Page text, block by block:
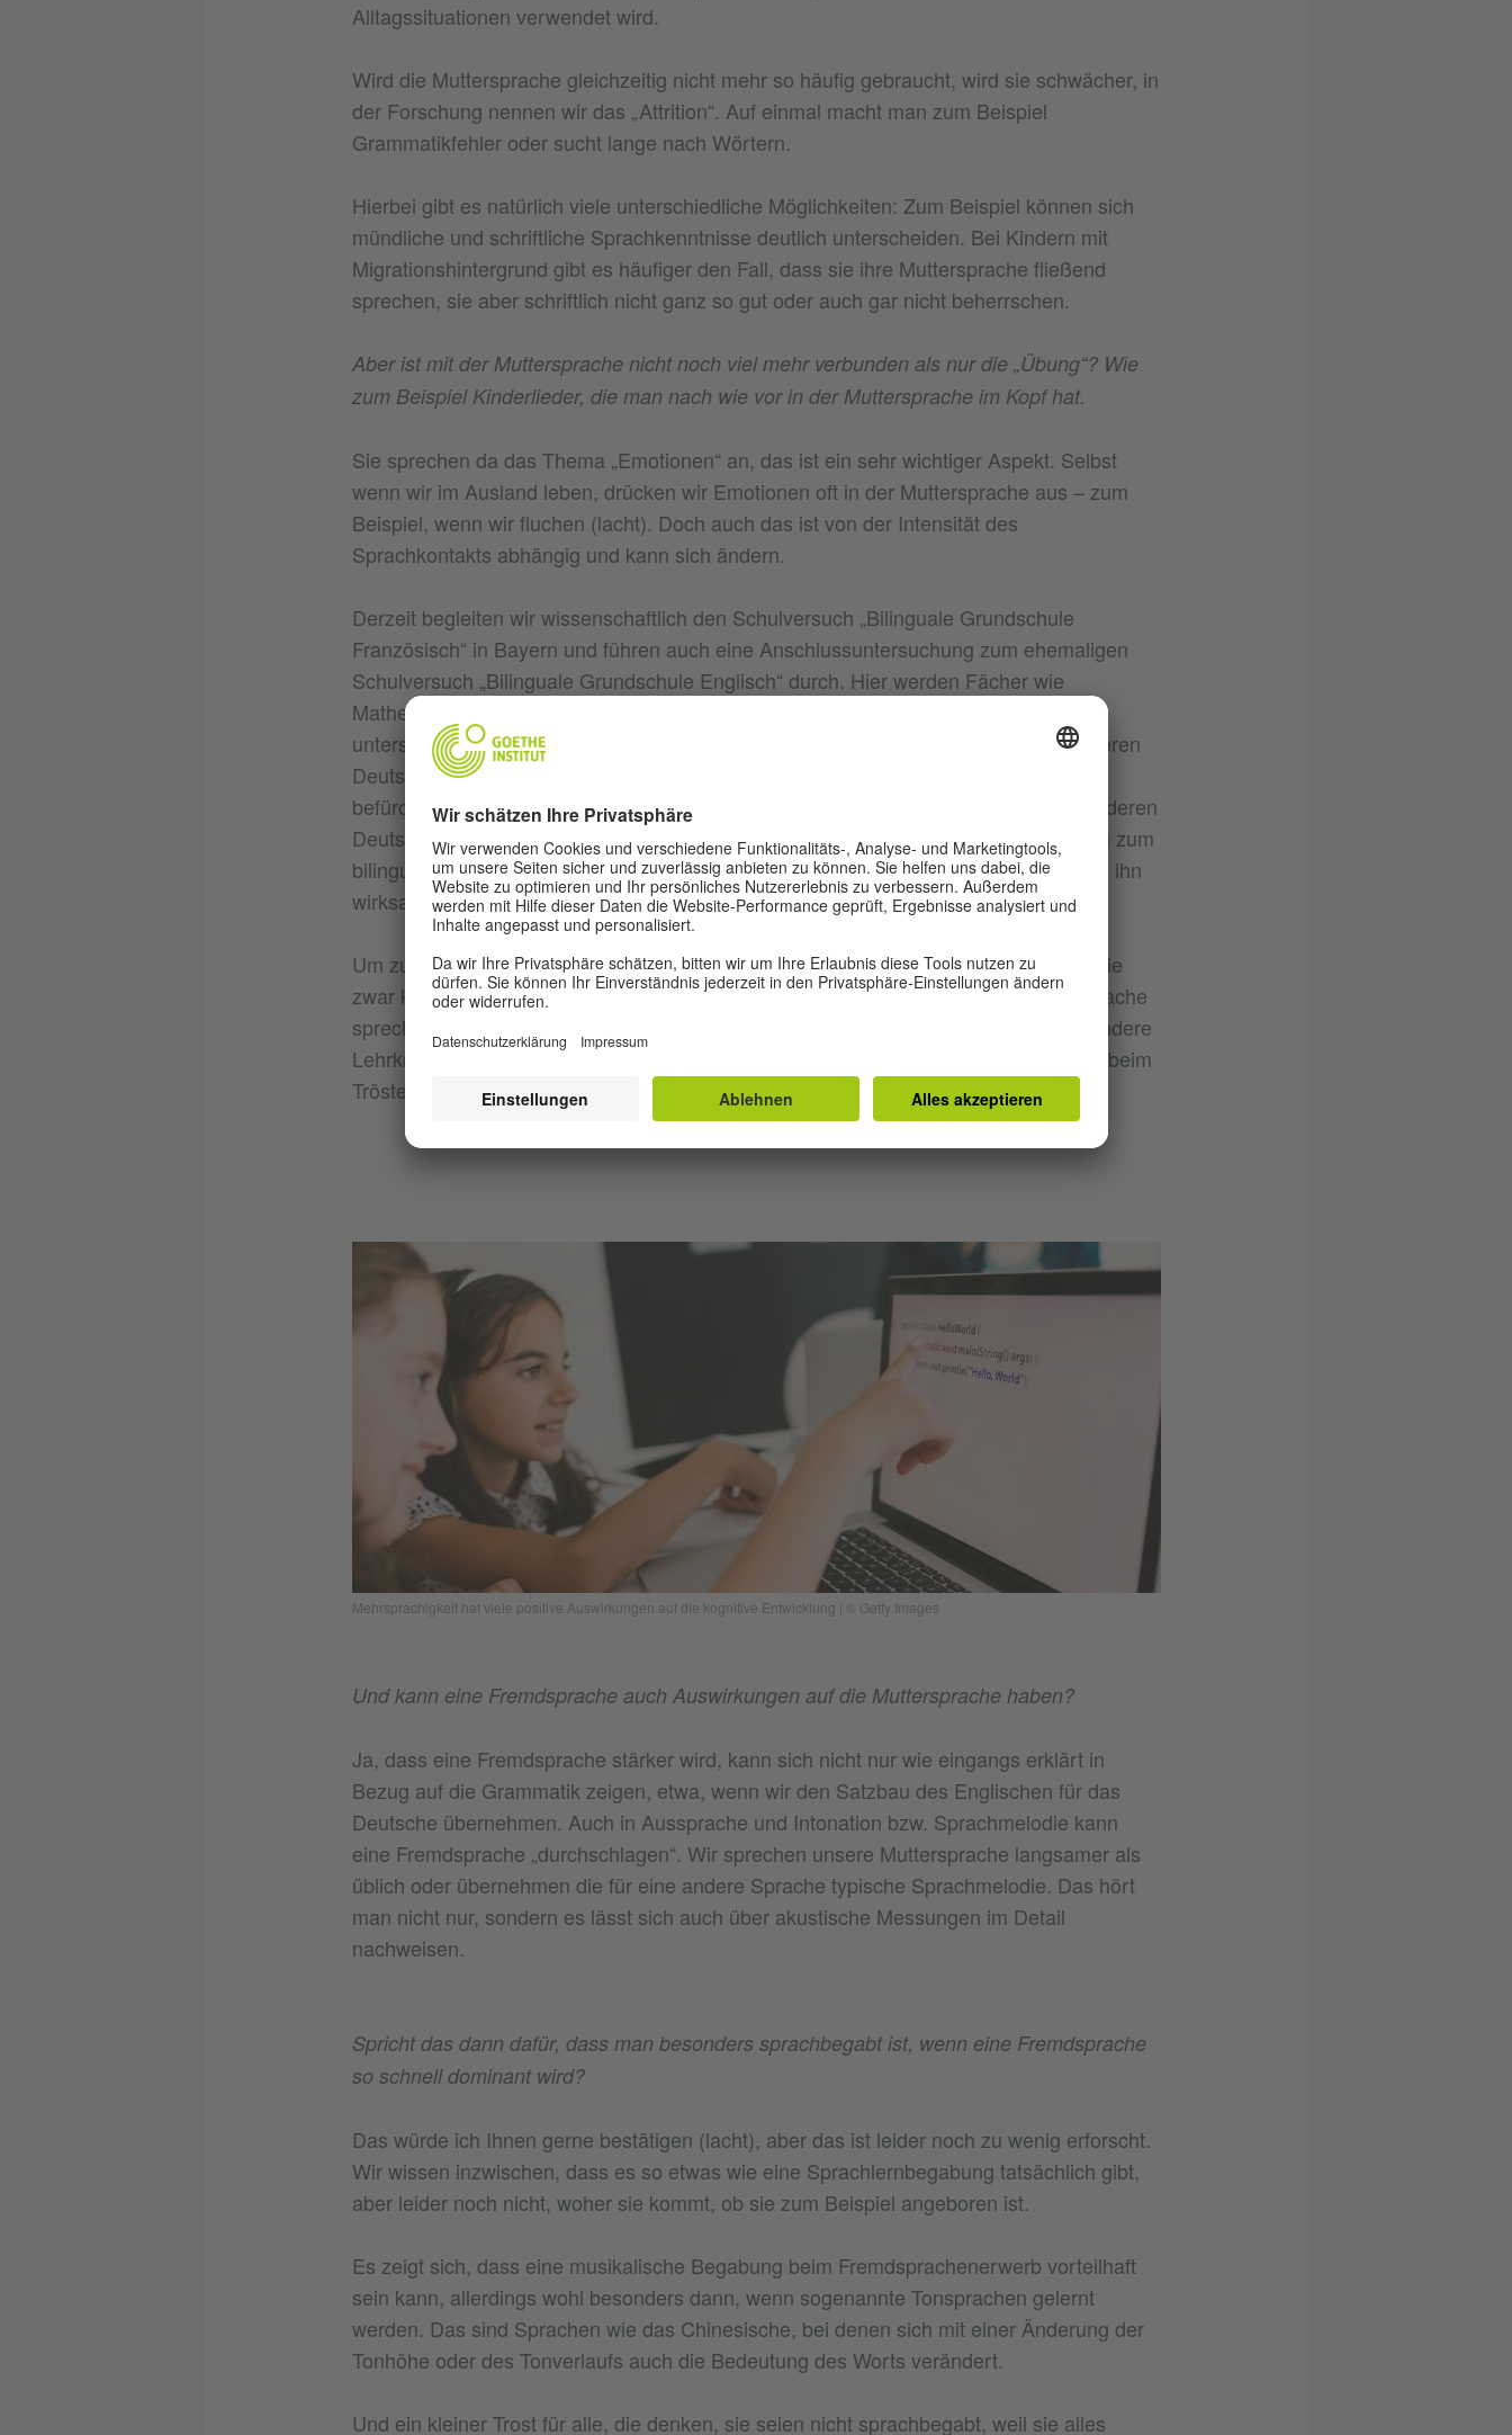
Alltagssituationen verwendet wird.
Wird die Muttersprache gleichzeitig nicht mehr so häufig gebraucht, wird sie schwächer, in
der Forschung nennen wir das „Attrition“. Auf einmal macht man zum Beispiel
Grammatikfehler oder sucht lange nach Wörtern.
Hierbei gibt es natürlich viele unterschiedliche Möglichkeiten: Zum Beispiel können sich
mündliche und schriftliche Sprachkenntnisse deutlich unterscheiden. Bei Kindern mit
Migrationshintergrund gibt es häufiger den Fall, dass sie ihre Muttersprache fließend
sprechen, sie aber schriftlich nicht ganz so gut oder auch gar nicht beherrschen.
Aber ist mit der Muttersprache nicht noch viel mehr verbunden als nur die „Übung“? Wie
zum Beispiel Kinderlieder, die man nach wie vor in der Muttersprache im Kopf hat.
Sie sprechen da das Thema „Emotionen“ an, das ist ein sehr wichtiger Aspekt. Selbst
wenn wir im Ausland leben, drücken wir Emotionen oft in der Muttersprache aus – zum
Beispiel, wenn wir fluchen (lacht). Doch auch das ist von der Intensität des
Sprachkontakts abhängig und kann sich ändern.
Derzeit begleiten wir wissenschaftlich den Schulversuch „Bilinguale Grundschule
Französisch“ in Bayern und führen auch eine Anschlussuntersuchung zum ehemaligen
Schulversuch „Bilinguale Grundschule Englisch“ durch. Hier werden Fächer wie
Mathematik oder Sachunterricht teilweise in einer Fremdsprache unterrichtet. Wir
untersuchen sowohl die Englisch- und Französischkenntnisse der Kinder als auch deren
Deutschkenntnisse. Besonders bei Kindern mit Migrationshintergrund wird dabei oft
befürchtet, dass sich der frühe intensive Kontakt zu einer Fremdsprache negativ auf deren
Deutschkenntnisse auswirkt. Diese Befürchtung hat sich in unseren Untersuchungen zum
bilingualen Unterricht aber nicht bestätigt. Im Gegenteil: Mehrsprachigkeit wird durch ihn
wirksam gefördert.
Um zurück zu den Emotionen zu kommen: Einige Lehrkräfte haben berichtet, dass sie
zwar konsequent auch außerhalb des Unterrichts mit den Kindern in einer Fremdsprache
sprechen, wenn es aber darum geht, ein Kind zu trösten, verwenden sie Deutsch, andere
Lehrkräfte bleiben in der Fremdsprache und betonen, dass die verwendete Sprache beim
Trösten weniger wichtig ist und es vor allem auf Zugewandtheit ankommt.
Mehrsprachigkeit hat viele positive Auswirkungen auf die kognitive Entwicklung | © Getty Images
Und kann eine Fremdsprache auch Auswirkungen auf die Muttersprache haben?
Ja, dass eine Fremdsprache stärker wird, kann sich nicht nur wie eingangs erklärt in
Bezug auf die Grammatik zeigen, etwa, wenn wir den Satzbau des Englischen für das
Deutsche übernehmen. Auch in Aussprache und Intonation bzw. Sprachmelodie kann
eine Fremdsprache „durchschlagen“. Wir sprechen unsere Muttersprache langsamer als
üblich oder übernehmen die für eine andere Sprache typische Sprachmelodie. Das hört
man nicht nur, sondern es lässt sich auch über akustische Messungen im Detail
nachweisen.
Spricht das dann dafür, dass man besonders sprachbegabt ist, wenn eine Fremdsprache
so schnell dominant wird?
Das würde ich Ihnen gerne bestätigen (lacht), aber das ist leider noch zu wenig erforscht.
Wir wissen inzwischen, dass es so etwas wie eine Sprachlernbegabung tatsächlich gibt,
aber leider noch nicht, woher sie kommt, ob sie zum Beispiel angeboren ist.
Es zeigt sich, dass eine musikalische Begabung beim Fremdsprachenerwerb vorteilhaft
sein kann, allerdings wohl besonders dann, wenn sogenannte Tonsprachen gelernt
werden. Das sind Sprachen wie das Chinesische, bei denen sich mit einer Änderung der
Tonhöhe oder des Tonverlaufs auch die Bedeutung des Worts verändert.
Und ein kleiner Trost für alle, die denken, sie seien nicht sprachbegabt, weil sie alles